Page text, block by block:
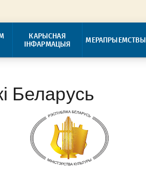
КАРЫСНАЯ
ІНФАРМАЦЫЯ
МЕРАПРЫЕМСТВЫ
Беларусь